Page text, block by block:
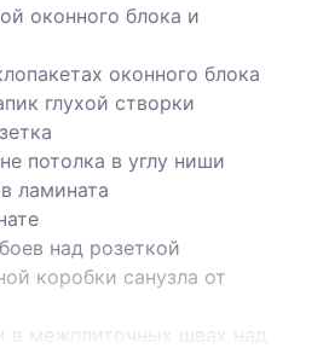
оконного блока и
оконного блока
глухой створки
потолка в углу ниши
ламината
над розеткой
коробки санузла от
в межплиточных швах над